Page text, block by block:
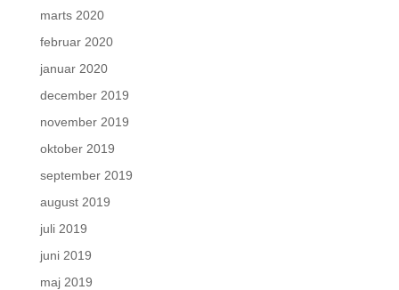
marts 2020
februar 2020
januar 2020
december 2019
november 2019
oktober 2019
september 2019
august 2019
juli 2019
juni 2019
maj 2019